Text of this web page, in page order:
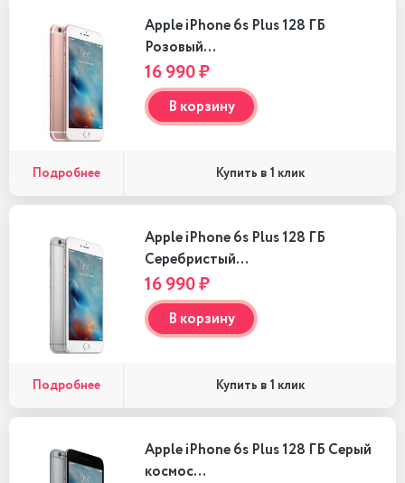
Apple iPhone 6s Plus 128 ГБ
Розовый…
16 990 ₽
В корзину
Подробнее Купить в 1 клик
Apple iPhone 6s Plus 128 ГБ
Серебристый…
16 990 ₽
В корзину
Подробнее Купить в 1 клик
Apple iPhone 6s Plus 128 ГБ Серый
космос…